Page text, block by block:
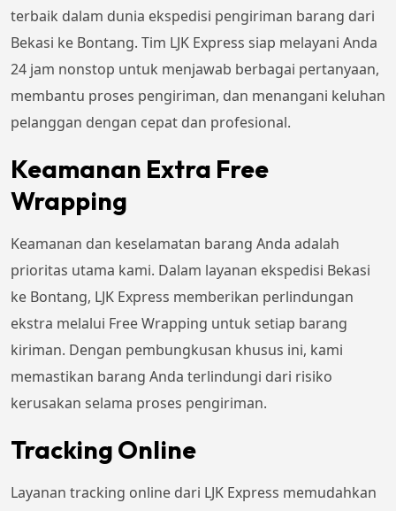
terbaik dalam dunia ekspedisi pengiriman barang dari
Bekasi ke Bontang. Tim LJK Express siap melayani Anda
24 jam nonstop untuk menjawab berbagai pertanyaan,
membantu proses pengiriman, dan menangani keluhan
pelanggan dengan cepat dan profesional.
Keamanan Extra Free
Wrapping
Keamanan dan keselamatan barang Anda adalah
prioritas utama kami. Dalam layanan ekspedisi Bekasi
ke Bontang, LJK Express memberikan perlindungan
ekstra melalui Free Wrapping untuk setiap barang
kiriman. Dengan pembungkusan khusus ini, kami
memastikan barang Anda terlindungi dari risiko
kerusakan selama proses pengiriman.
Tracking Online
Layanan tracking online dari LJK Express memudahkan